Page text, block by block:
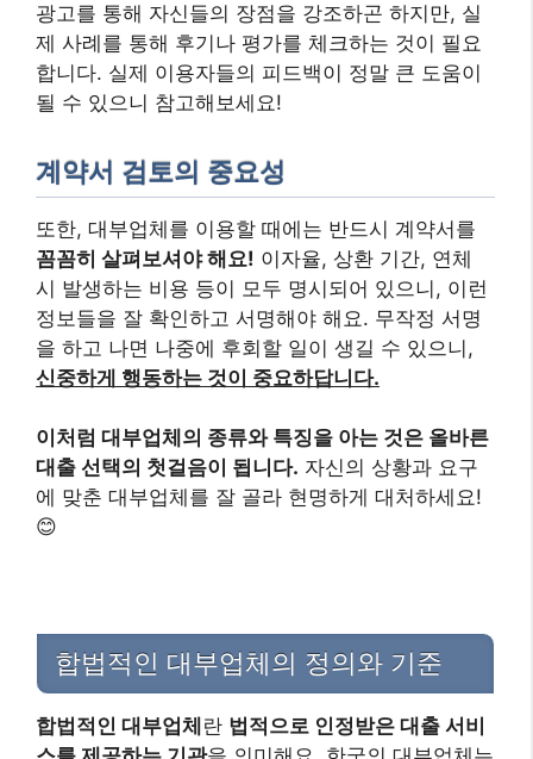
광고를 통해 자신들의 장점을 강조하곤 하지만, 실
제 사례를 통해 후기나 평가를 체크하는 것이 필요
합니다. 실제 이용자들의 피드백이 정말 큰 도움이
될 수 있으니 참고해보세요!
계약서 검토의 중요성
또한, 대부업체를 이용할 때에는 반드시 계약서를
꼼꼼히 살펴보셔야 해요! 이자율, 상환 기간, 연체
시 발생하는 비용 등이 모두 명시되어 있으니, 이런
정보들을 잘 확인하고 서명해야 해요. 무작정 서명
을 하고 나면 나중에 후회할 일이 생길 수 있으니,
신중하게 행동하는 것이 중요하답니다.
이처럼 대부업체의 종류와 특징을 아는 것은 올바른
대출 선택의 첫걸음이 됩니다. 자신의 상황과 요구
에 맞춘 대부업체를 잘 골라 현명하게 대처하세요!
😊
합법적인 대부업체의 정의와 기준
합법적인 대부업체란 법적으로 인정받은 대출 서비